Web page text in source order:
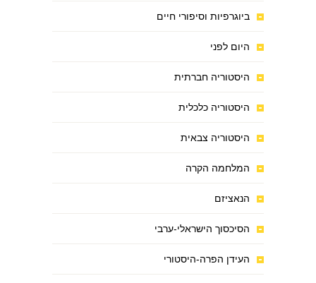
ביוגרפיות וסיפורי חיים
היום לפני
היסטוריה חברתית
היסטוריה כלכלית
היסטוריה צבאית
המלחמה הקרה
הנאציזם
הסיכסוך הישראלי-ערבי
העידן הפרה-היסטורי